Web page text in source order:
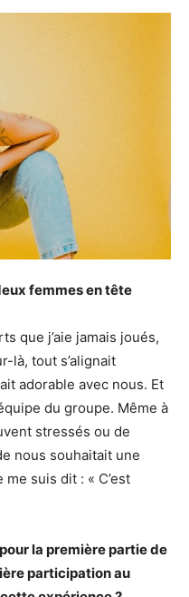
femmes en tête
que j’aie jamais joués,
là, tout s’alignait
adorable avec nous. Et
du groupe. Même à
stressés ou de
nous souhaitait une
suis dit : « C’est
la première partie de
participation au